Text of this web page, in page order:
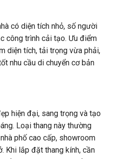
có diện tích nhỏ, số người
công trình cải tạo. Ưu điểm
diện tích, tải trọng vừa phải,
nhu cầu di chuyển cơ bản
hiện đại, sang trọng và tạo
Loại thang này thường
phố cao cấp, showroom
Khi lắp đặt thang kính, cần